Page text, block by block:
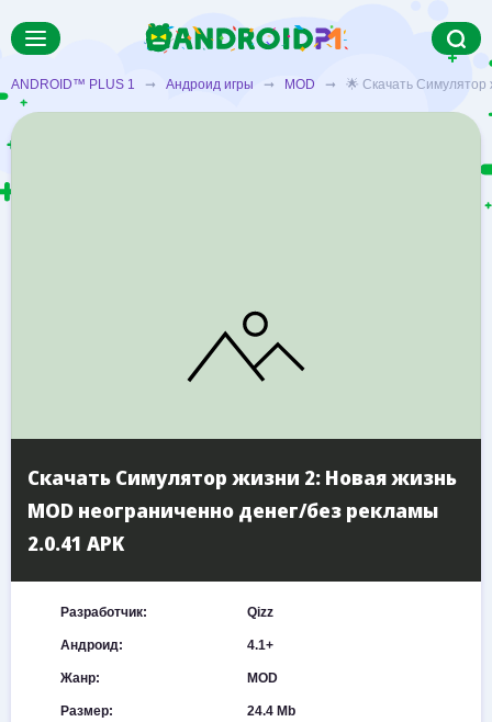
ANDROID™ PLUS 1 ➞ Андроид игры ➞ MOD ➞ 🌟 Скачать Симулятор
Скачать Симулятор жизни 2: Новая жизнь
MOD неограниченно денег/без рекламы
2.0.41 APK
Разработчик: Qizz
Андроид: 4.1+
Жанр: MOD
Размер: 24.4 Mb